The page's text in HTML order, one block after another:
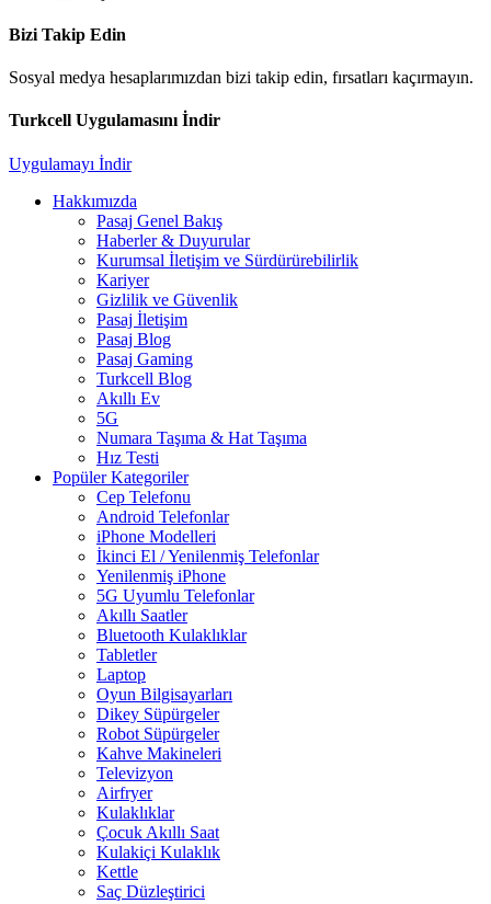
Bizi Takip Edin
Sosyal medya hesaplarımızdan bizi takip edin, fırsatları kaçırmayın.
Turkcell Uygulamasını İndir
Uygulamayı İndir
Hakkımızda
Pasaj Genel Bakış
Haberler & Duyurular
Kurumsal İletişim ve Sürdürürebilirlik
Kariyer
Gizlilik ve Güvenlik
Pasaj İletişim
Pasaj Blog
Pasaj Gaming
Turkcell Blog
Akıllı Ev
5G
Numara Taşıma & Hat Taşıma
Hız Testi
Popüler Kategoriler
Cep Telefonu
Android Telefonlar
iPhone Modelleri
İkinci El / Yenilenmiş Telefonlar
Yenilenmiş iPhone
5G Uyumlu Telefonlar
Akıllı Saatler
Bluetooth Kulaklıklar
Tabletler
Laptop
Oyun Bilgisayarları
Dikey Süpürgeler
Robot Süpürgeler
Kahve Makineleri
Televizyon
Airfryer
Kulaklıklar
Çocuk Akıllı Saat
Kulakiçi Kulaklık
Kettle
Saç Düzleştirici